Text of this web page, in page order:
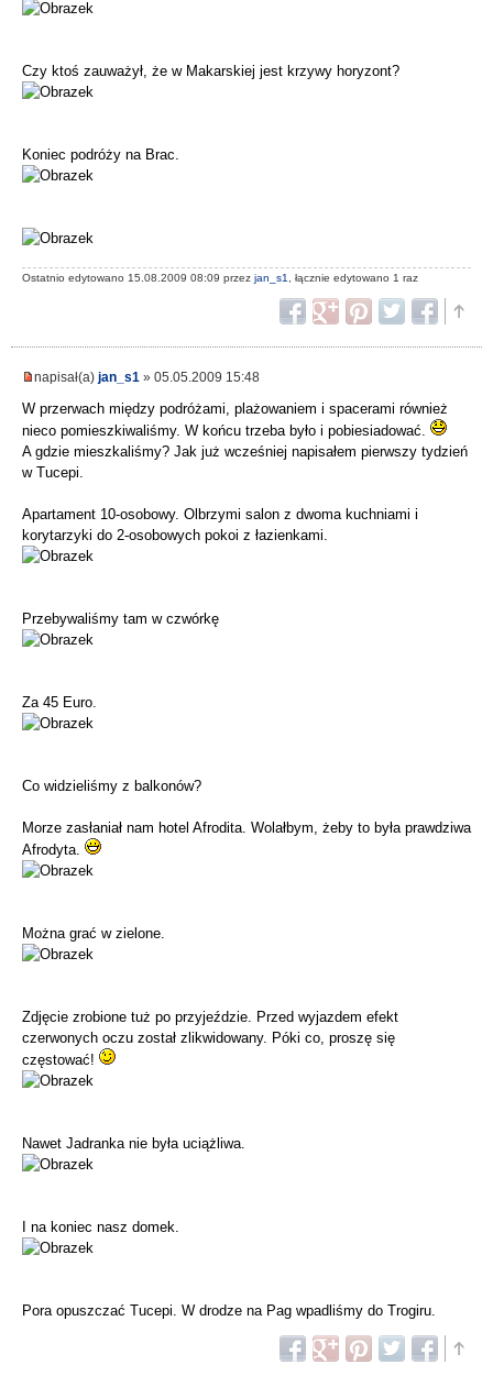
Czy ktoś zauważył, że w Makarskiej jest krzywy horyzont?
Koniec podróży na Brac.
Ostatnio edytowano 15.08.2009 08:09 przez jan_s1 , łącznie edytowano 1 raz
napisał(a) jan_s1 » 05.05.2009 15:48
W przerwach między podróżami, plażowaniem i spacerami również
nieco pomieszkiwaliśmy. W końcu trzeba było i pobiesiadować.
A gdzie mieszkaliśmy? Jak już wcześniej napisałem pierwszy tydzień
w Tucepi.
Apartament 10-osobowy. Olbrzymi salon z dwoma kuchniami i
korytarzyki do 2-osobowych pokoi z łazienkami.
Przebywaliśmy tam w czwórkę
Za 45 Euro.
Co widzieliśmy z balkonów?
Morze zasłaniał nam hotel Afrodita. Wolałbym, żeby to była prawdziwa
Afrodyta.
Można grać w zielone.
Zdjęcie zrobione tuż po przyjeździe. Przed wyjazdem efekt
czerwonych oczu został zlikwidowany. Póki co, proszę się
częstować!
Nawet Jadranka nie była uciążliwa.
I na koniec nasz domek.
Pora opuszczać Tucepi. W drodze na Pag wpadliśmy do Trogiru.